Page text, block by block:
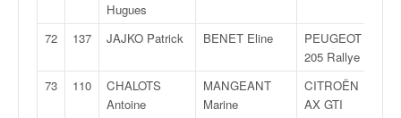
Hugues
72 137 JAJKO Patrick BENET Eline
PEUGEOT
205 Rallye
73
110
CHALOTS
Antoine
MANGEANT
Marine
CITROËN
AX GTI